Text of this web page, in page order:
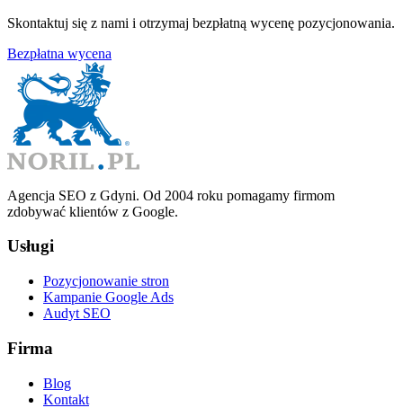
Skontaktuj się z nami i otrzymaj bezpłatną wycenę pozycjonowania.
Bezpłatna wycena
Agencja SEO z Gdyni. Od 2004 roku pomagamy firmom
zdobywać klientów z Google.
Usługi
Pozycjonowanie stron
Kampanie Google Ads
Audyt SEO
Firma
Blog
Kontakt